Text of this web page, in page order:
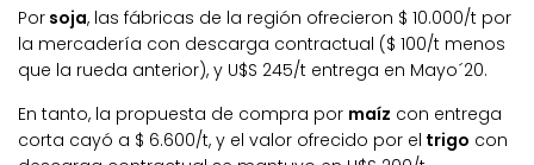
Por soja, las fábricas de la región ofrecieron $ 10.000/t por
la mercadería con descarga contractual ($ 100/t menos
que la rueda anterior), y U$S 245/t entrega en Mayo´20.
En tanto, la propuesta de compra por maíz con entrega
corta cayó a $ 6.600/t, y el valor ofrecido por el trigo con